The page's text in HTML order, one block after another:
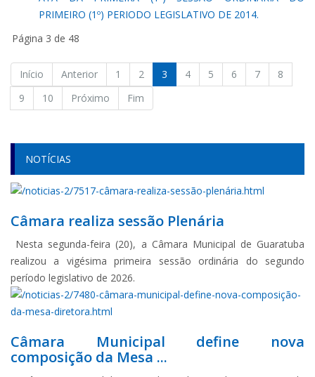
PRIMEIRO (1º) PERIODO LEGISLATIVO DE 2014.
Página 3 de 48
Início Anterior 1 2 3 4 5 6 7
8
9
10 Próximo Fim
NOTÍCIAS
Câmara realiza sessão Plenária
Nesta segunda-feira (20), a Câmara Municipal de Guaratuba
realizou a vigésima primeira sessão ordinária do segundo
período legislativo de 2026.
Câmara Municipal define nova
composição da Mesa ...